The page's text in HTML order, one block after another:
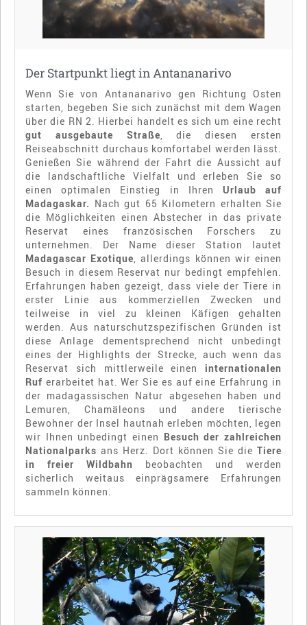
Der Startpunkt liegt in Antananarivo
Wenn Sie von Antananarivo gen Richtung Osten
starten, begeben Sie sich zunächst mit dem Wagen
über die RN 2. Hierbei handelt es sich um eine recht
gut ausgebaute Straße , die diesen ersten
Reiseabschnitt durchaus komfortabel werden lässt.
Genießen Sie während der Fahrt die Aussicht auf
die landschaftliche Vielfalt und erleben Sie so
einen optimalen Einstieg in Ihren Urlaub auf
Madagaskar. Nach gut 65 Kilometern erhalten Sie
die Möglichkeiten einen Abstecher in das private
Reservat eines französischen Forschers zu
unternehmen. Der Name dieser Station lautet
Madagascar Exotique , allerdings können wir einen
Besuch in diesem Reservat nur bedingt empfehlen.
Erfahrungen haben gezeigt, dass viele der Tiere in
erster Linie aus kommerziellen Zwecken und
teilweise in viel zu kleinen Käfigen gehalten
werden. Aus naturschutzspezifischen Gründen ist
diese Anlage dementsprechend nicht unbedingt
eines der Highlights der Strecke, auch wenn das
Reservat sich mittlerweile einen internationalen
Ruf erarbeitet hat. Wer Sie es auf eine Erfahrung in
der madagassischen Natur abgesehen haben und
Lemuren, Chamäleons und andere tierische
Bewohner der Insel hautnah erleben möchten, legen
wir Ihnen unbedingt einen Besuch der zahlreichen
Nationalparks ans Herz. Dort können Sie die Tiere
in freier Wildbahn beobachten und werden
sicherlich weitaus einprägsamere Erfahrungen
sammeln können.